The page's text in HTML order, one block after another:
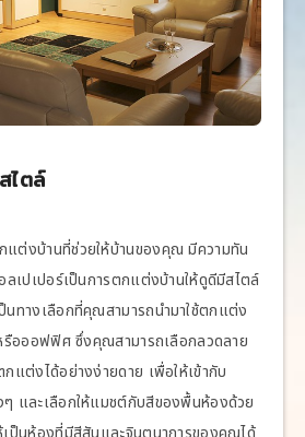
ไตล์
แต่งบ้านที่ช่วยให้บ้านของคุณ มีความทัน
ลเปเปอร์เป็นการตกแต่งบ้านให้ดูดีมีสไตล์
นทางเลือกที่คุณสามารถนำมาใช้ตกแต่ง
รือออฟฟิศ ซึ่งคุณสามารถเลือกลวดลาย
แต่งได้อย่างง่ายดาย เพื่อให้เข้ากับ
และเลือกให้แมชต์กับสีของพื้นห้องด้วย